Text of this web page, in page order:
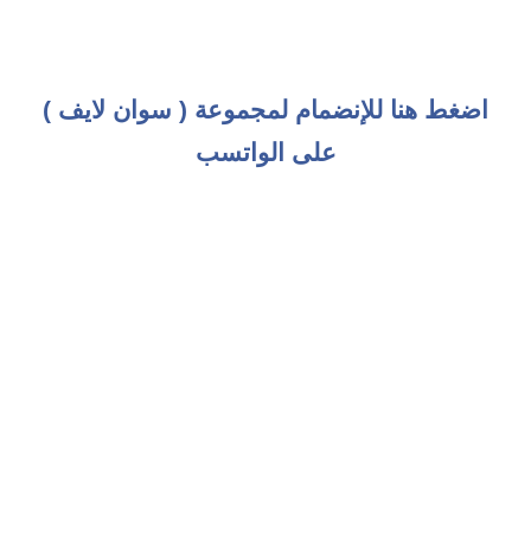
اضغط هنا للإنضمام لمجموعة ( سوان لايف )
على الواتسب